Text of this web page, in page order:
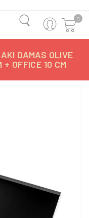
0
DAMAS OLIVE
OFFICE 10 CM